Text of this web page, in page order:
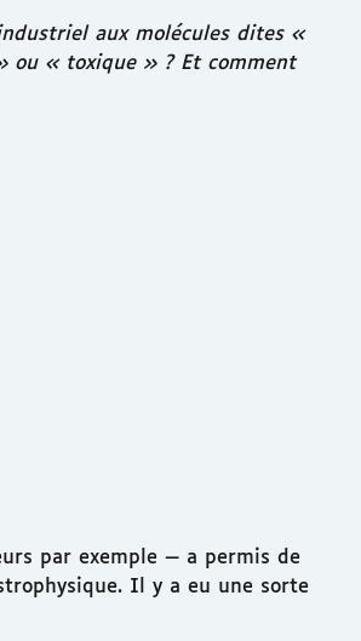
aux molécules dites «
ou « toxique » ? Et comment
par exemple — a permis de
Il y a eu une sorte